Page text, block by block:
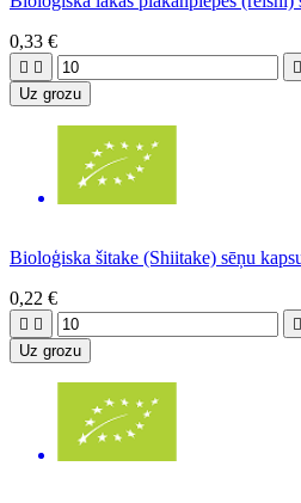
0,33 €
  
Uz grozu
Bioloģiska šitake (Shiitake) sēņu
0,22 €
  
Uz grozu